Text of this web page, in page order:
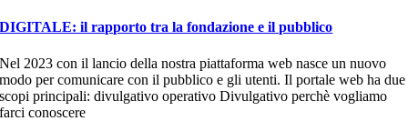
DIGITALE: il rapporto tra la fondazione e il pubblico
Nel 2023 con il lancio della nostra piattaforma web nasce un nuovo
modo per comunicare con il pubblico e gli utenti. Il portale web ha due
scopi principali: divulgativo operativo Divulgativo perchè vogliamo
farci conoscere